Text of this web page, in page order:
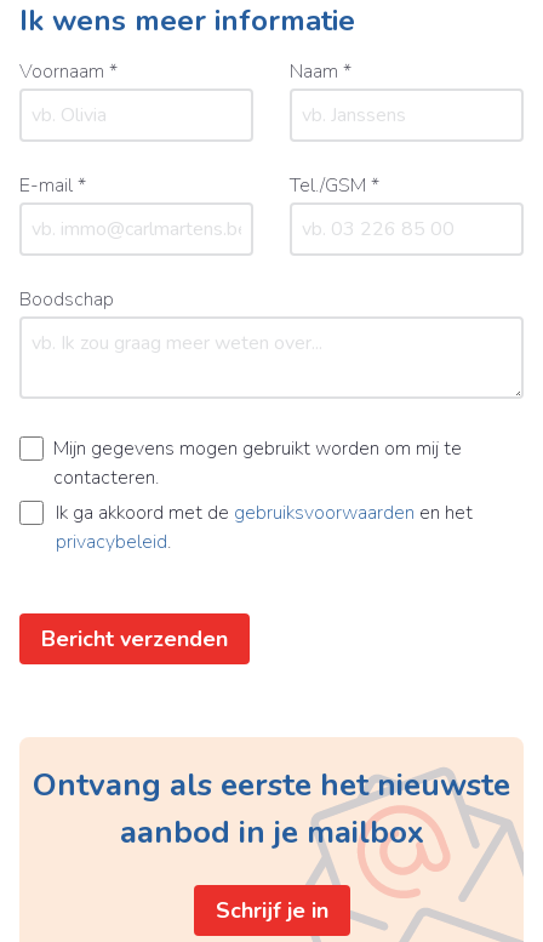
Ik wens meer informatie
Voornaam * Naam *
E-mail * Tel./GSM *
Boodschap
Mijn gegevens mogen gebruikt worden om mij te
contacteren.
Ik ga akkoord met de gebruiksvoorwaarden en het
privacybeleid.
Bericht verzenden
Ontvang als eerste het nieuwste
aanbod in je mailbox
Schrijf je in